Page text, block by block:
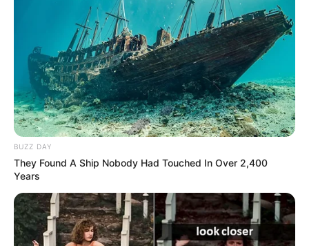
BUZZ DAY
They Found A Ship Nobody Had Touched In Over 2,400
Years